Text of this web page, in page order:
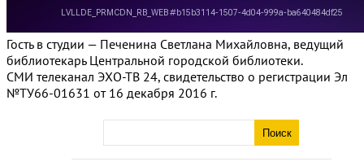
Гость в студии — Печенина Светлана Михайловна, ведущий
библиотекарь Центральной городской библиотеки.
СМИ телеканал ЭХО-ТВ 24, свидетельство о регистрации Эл
№ТУ66-01631 от 16 декабря 2016 г.